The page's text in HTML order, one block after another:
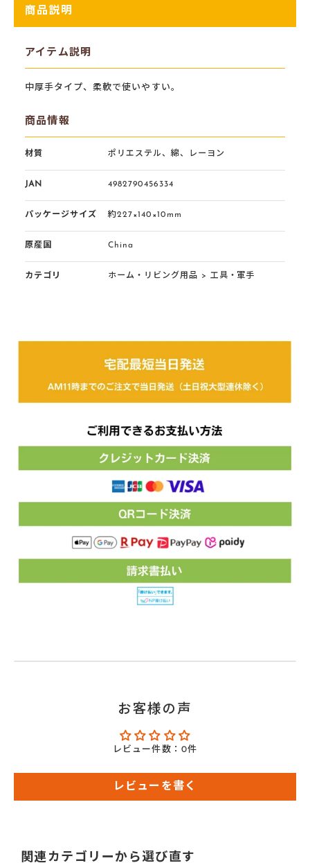
商品説明
アイテム説明
中厚手タイプ、柔軟で使いやすい。
商品情報
材質 ポリエステル、綿、レーヨン
JAN 4982790456334
パッケージサイズ 約227×140×10mm
原産国 China
カテゴリ ホーム・リビング用品 > 工具・軍手
お客様の声
レビュー件数：0件
レビューを書く
関連カテゴリーから選び直す